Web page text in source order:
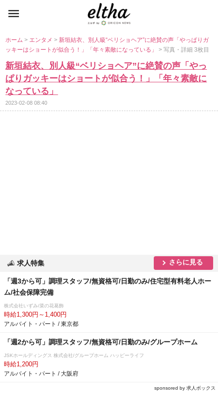
ホーム> エンタメ> 新垣結衣、別人級“ベリショヘア”に絶賛の声「やっぱりガ
ッキーはショートが似合う！」「年々素敵になっている」> 写真・詳細 3枚目
新垣結衣、別人級“ベリショヘア”に絶賛の声「やっ
ぱりガッキーはショートが似合う！」「年々素敵に
なっている」
2023-02-08 08:40
求人特集 さらに見る
「週3から可」調理スタッフ/無資格可/日勤のみ/住宅型有料老人ホー
ム/社会保障完備
株式会社いずみ/菜の花葛飾
時給1,300円～1,400円
アルバイト・パート / 東京都
「週2から可」調理スタッフ/無資格可/日勤のみ/グループホーム
JSKホールディングス 株式会社/グループホーム ハッピーライフ
時給1,200円
アルバイト・パート / 大阪府
sponsored by 求人ボックス